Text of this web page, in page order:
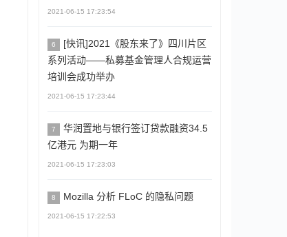
2021-06-15 17:23:54
6
[快讯]2021《股东来了》四川片区
系列活动――私募基金管理人合规运营
培训会成功举办
2021-06-15 17:23:44
7
华润置地与银行签订贷款融资34.5
亿港元 为期一年
2021-06-15 17:23:03
8 Mozilla 分析 FLoC 的隐私问题
2021-06-15 17:22:53